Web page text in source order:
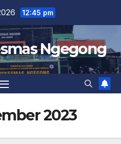
12:45 pm
Ngegong
2023